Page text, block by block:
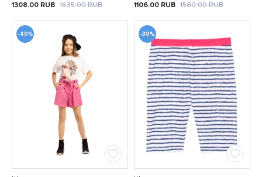
1308.00 RUB 1635.00RUB
1106.00 RUB 1580.00RUB
-40% -30%